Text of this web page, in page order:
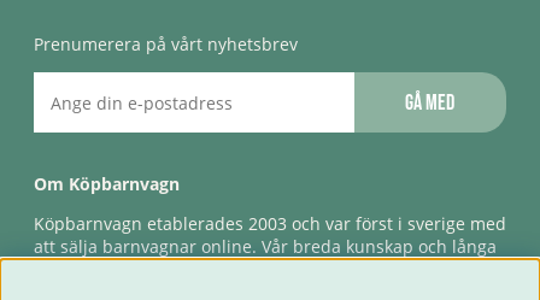
Prenumerera på vårt nyhetsbrev
Gå med
Om Köpbarnvagn
Köpbarnvagn etablerades 2003 och var först i sverige med
att sälja barnvagnar online. Vår breda kunskap och långa